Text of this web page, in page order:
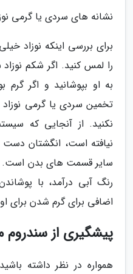
نشانه های سردی یا گرمی
برای بررسی اینکه نوزاد
را لمس کنید. اگر شکم
به او بپوشانید و اگر گرم
تخمین سردی یا گرمی
نکنید. از آنجایی که
نیافته است، انگشتان دست
سایر قسمت های بدن است.
رنگ آبی درآمد، با
اضافی برای گرم شدن برای
پیشگیری از سندروم
همواره در نظر داشته